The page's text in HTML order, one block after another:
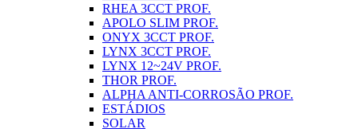
RHEA 3CCT PROF.
APOLO SLIM PROF.
ONYX 3CCT PROF.
LYNX 3CCT PROF.
LYNX 12~24V PROF.
THOR PROF.
ALPHA ANTI-CORROSÃO PROF.
ESTÁDIOS
SOLAR